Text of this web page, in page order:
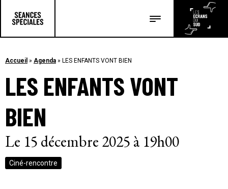
Les articles
Accueil » Agenda » LES ENFANTS VONT BIEN
LES ENFANTS VONT
BIEN
Le 15 décembre 2025 à 19h00
Ciné-rencontre